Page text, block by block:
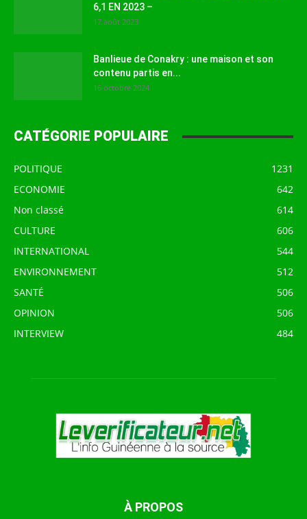
6,1 EN 2023 –
17 août 2023
Banlieue de Conakry : une maison et son
contenu partis en...
16 octobre 2024
CATÉGORIE POPULAIRE
POLITIQUE
1231
ECONOMIE
642
Non classé
614
CULTURE
606
INTERNATIONAL
544
ENVIRONNEMENT
512
SANTÉ
506
OPINION
506
INTERVIEW
484
À PROPOS